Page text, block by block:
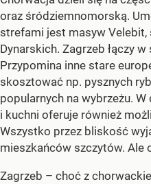
oraz śródziemnomorską.
strefami jest masyw Velebit,
Dynarskich. Zagrzeb łączy
Przypomina inne stare
skosztować np. pysznych
popularnych na wybrzeżu.
i kuchni oferuje również
Wszystko przez bliskość
mieszkańców szczytów. Ale
Zagrzeb – choć z